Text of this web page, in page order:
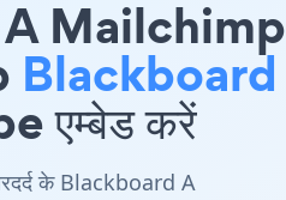
A Mailchimp
Blackboard
एम्बेड करें
के Blackboard A